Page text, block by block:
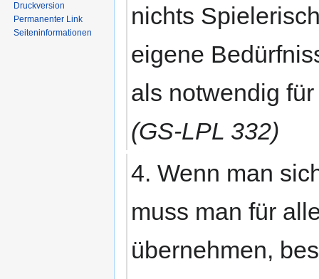
nichts
eigene
als notwendig
(GS-LPL 332)
4. Wenn man
muss man für
übernehmen,
Druckversion
Permanenter Link
Seiten­informationen